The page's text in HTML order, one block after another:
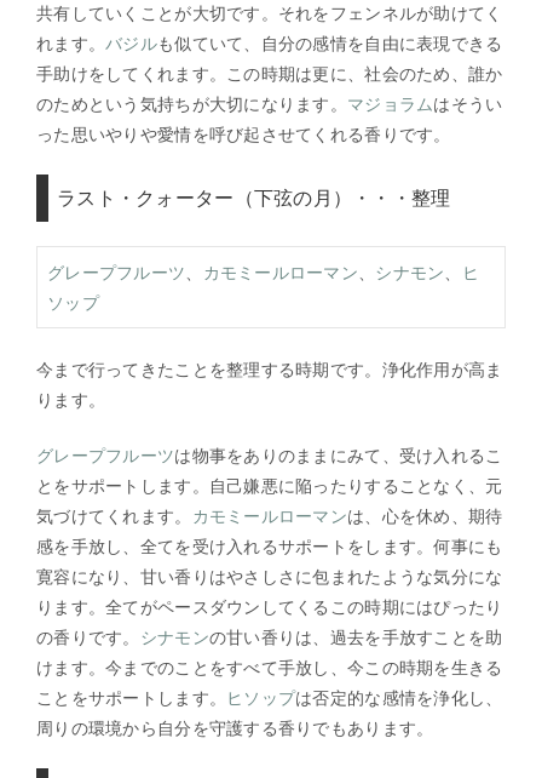
共有していくことが大切です。それをフェンネルが助けてく
れます。バジルも似ていて、自分の感情を自由に表現できる
手助けをしてくれます。この時期は更に、社会のため、誰か
のためという気持ちが大切になります。 マジョラムはそうい
った思いやりや愛情を呼び起させてくれる香りです。
ラスト・クォーター（下弦の月）・・・整理
グレープフルーツ カモミールローマン シナモン
ヒ
ソップ
今まで行ってきたことを整理する時期です。浄化作用が高ま
ります。
グレープフルーツは物事をありのままにみて、受け入れるこ
とをサポートします。自己嫌悪に陥ったりすることなく、元
気づけてくれます。
カモミールローマンは、心を休め、期待
感を手放し、全てを受け入れるサポートをします。何事にも
寛容になり、甘い香りはやさしさに包まれたような気分にな
ります。全てがペースダウンしてくるこの時期にはぴったり
の香りです。 シナモンの甘い香りは、過去を手放すことを助
けます。今までのことをすべて手放し、今この時期を生きる
ことをサポートします。
ヒソップは否定的な感情を浄化し、
周りの環境から自分を守護する香りでもあります。